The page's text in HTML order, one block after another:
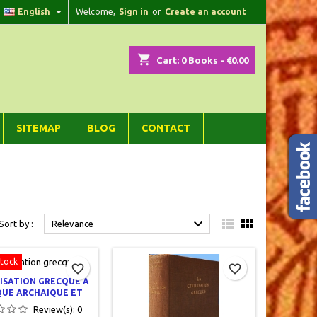
Welcome, Sign in or Create an account
English 
shopping_cart Cart: 0Books - €0.00
SITEMAP BLOG CONTACT
by : Relevance   
GRECQUE À
ARCHAIQUE ET
CLASSIQUE
Review(s):0
favorite_border favorite_border